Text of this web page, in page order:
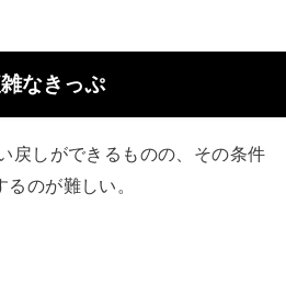
なきっぷ
戻しができるものの、その条件
のが難しい。